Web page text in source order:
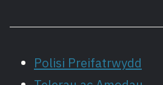
Polisi Preifatrwydd